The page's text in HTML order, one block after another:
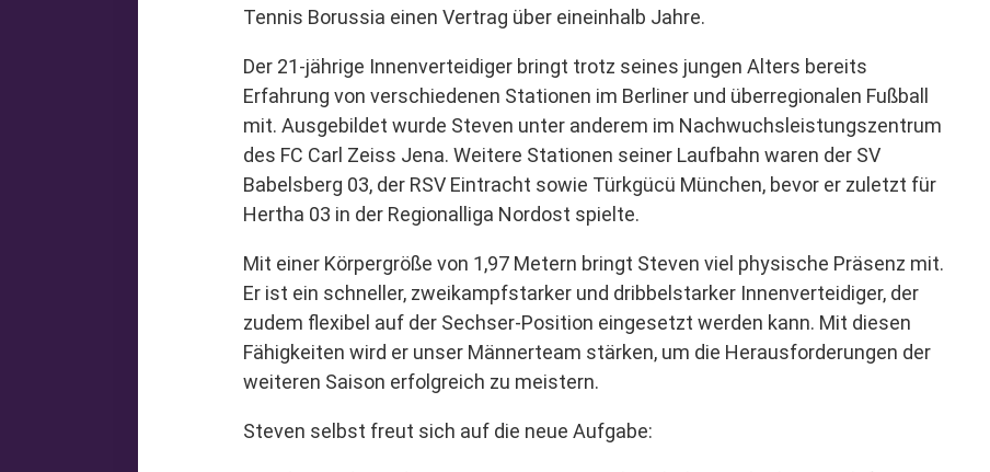
Tennis Borussia einen Vertrag über eineinhalb Jahre.
Der 21-jährige Innenverteidiger bringt trotz seines jungen Alters bereits
Erfahrung von verschiedenen Stationen im Berliner und überregionalen Fußball
mit. Ausgebildet wurde Steven unter anderem im Nachwuchsleistungszentrum
des FC Carl Zeiss Jena. Weitere Stationen seiner Laufbahn waren der SV
Babelsberg 03, der RSV Eintracht sowie Türkgücü München, bevor er zuletzt für
Hertha 03 in der Regionalliga Nordost spielte.
Mit einer Körpergröße von 1,97 Metern bringt Steven viel physische Präsenz mit.
Er ist ein schneller, zweikampfstarker und dribbelstarker Innenverteidiger, der
zudem flexibel auf der Sechser-Position eingesetzt werden kann. Mit diesen
Fähigkeiten wird er unser Männerteam stärken, um die Herausforderungen der
weiteren Saison erfolgreich zu meistern.
Steven selbst freut sich auf die neue Aufgabe: